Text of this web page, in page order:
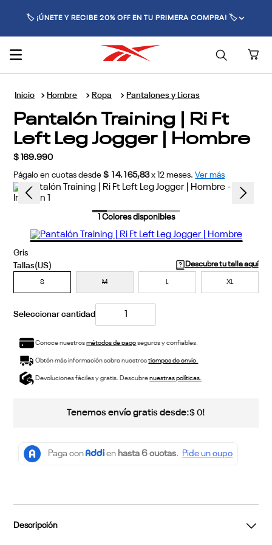
🏷️ ¡ÚNETE Y RECIBE 20% OFF EN TU PRIMERA COMPRA! 🏷️
Hombre Ropa Pantalones y Licras
Pantalón Training | Ri Ft
Left Leg Jogger | Hombre
$ 169.990
Págalo en cuotas desde $ 14.165,83 x 12 meses. Ver más
Colores disponibles
Gris
Descubre tu talla aquí
S M L XL
Conoce nuestrosmétodos de pagoseguros y confiables.
Obtén más información sobre nuestrostiempos de envío.
Devoluciones fáciles y gratis. Descubrenuestras políticas.
Tenemos envío gratis desde:$ 0!
Descripción